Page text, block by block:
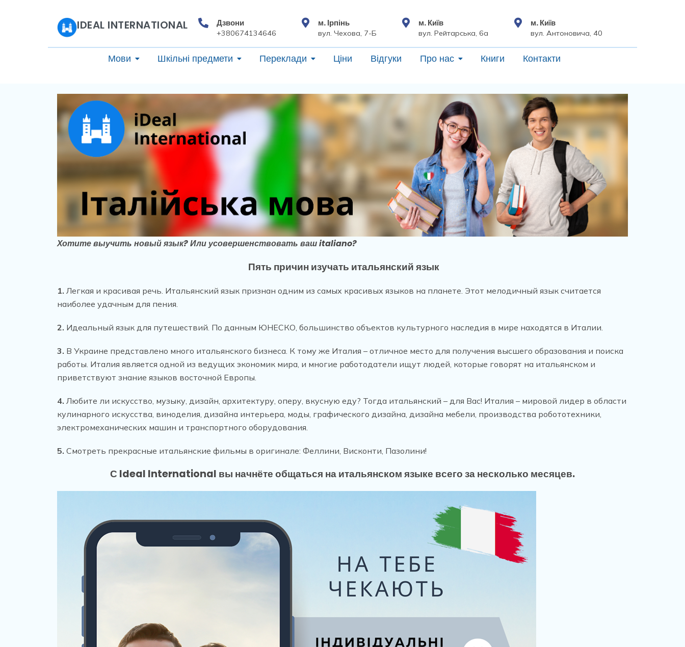
IDEAL INTERNATIONAL Дзвони
+380674134646
м. Ірпінь
вул. Чехова, 7-Б
м. Київ
вул. Рейтарська, 6а
м. Київ
вул. Антоновича, 40
Мови Шкільні предмети Переклади Ціни Відгуки Про нас Книги Контакти
Хотите выучить новый язык? Или усовершенствовать ваш italiano?
Пять причин изучать итальянский язык
1. Легкая и красивая речь. Итальянский язык признан одним из самых красивых языков на планете. Этот мелодичный язык считается
наиболее удачным для пения.
2. Идеальный язык для путешествий. По данным ЮНЕСКО, большинство объектов культурного наследия в мире находятся в Италии.
3. В Украине представлено много итальянского бизнеса. К тому же Италия – отличное место для получения высшего образования и поиска
работы. Италия является одной из ведущих экономик мира, и многие работодатели ищут людей, которые говорят на итальянском и
приветствуют знание языков восточной Европы.
4. Любите ли искусство, музыку, дизайн, архитектуру, оперу, вкусную еду? Тогда итальянский – для Вас! Италия – мировой лидер в области
кулинарного искусства, виноделия, дизайна интерьера, моды, графического дизайна, дизайна мебели, производства робототехники,
электромеханических машин и транспортного оборудования.
5. Смотреть прекрасные итальянские фильмы в оригинале: Феллини, Висконти, Пазолини!
С Ideal International вы начнёте общаться на итальянском языке всего за несколько месяцев.